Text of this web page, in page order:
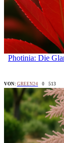
Photinia: Die
VON: GREEN24 0 513